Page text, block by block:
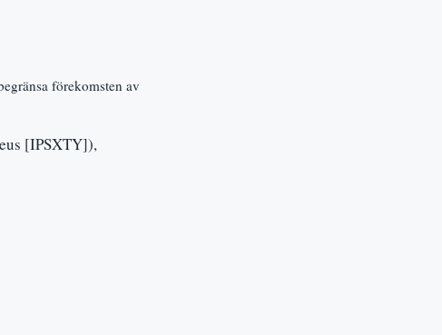
förekomsten av
[IPSXTY]),